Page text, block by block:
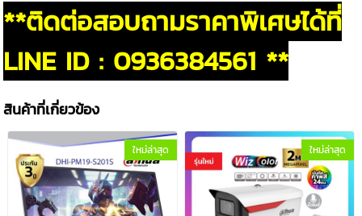
**ติดต่อสอบถามราคาพิเศษได้ที่
LINE ID : 0936384561 **
สินค้าที่เกี่ยวข้อง
ใหม่ล่าสุด ใหม่ล่าสุด